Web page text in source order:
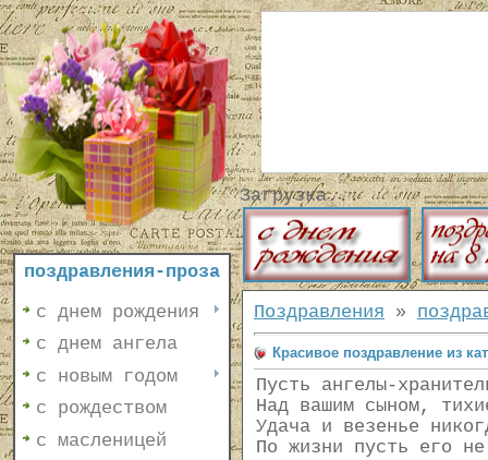
поздравления-проза
с днем рождения
с днем ангела
с новым годом
с рождеством
с масленицей
Загрузка...
Поздравления »
Красивое поздравление из
Пусть ангелы-
Над вашим сыном,
Удача и везенье
По жизни пусть его